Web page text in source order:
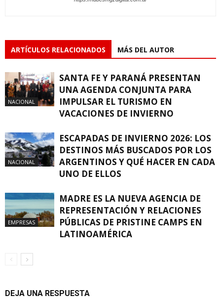
ARTÍCULOS RELACIONADOS MÁS DEL AUTOR
NACIONAL
SANTA FE Y PARANÁ PRESENTAN
UNA AGENDA CONJUNTA PARA
IMPULSAR EL TURISMO EN
VACACIONES DE INVIERNO
NACIONAL
ESCAPADAS DE INVIERNO 2026: LOS
DESTINOS MÁS BUSCADOS POR LOS
ARGENTINOS Y QUÉ HACER EN CADA
UNO DE ELLOS
EMPRESAS
MADRE ES LA NUEVA AGENCIA DE
REPRESENTACIÓN Y RELACIONES
PÚBLICAS DE PRISTINE CAMPS EN
LATINOAMÉRICA
DEJA UNA RESPUESTA